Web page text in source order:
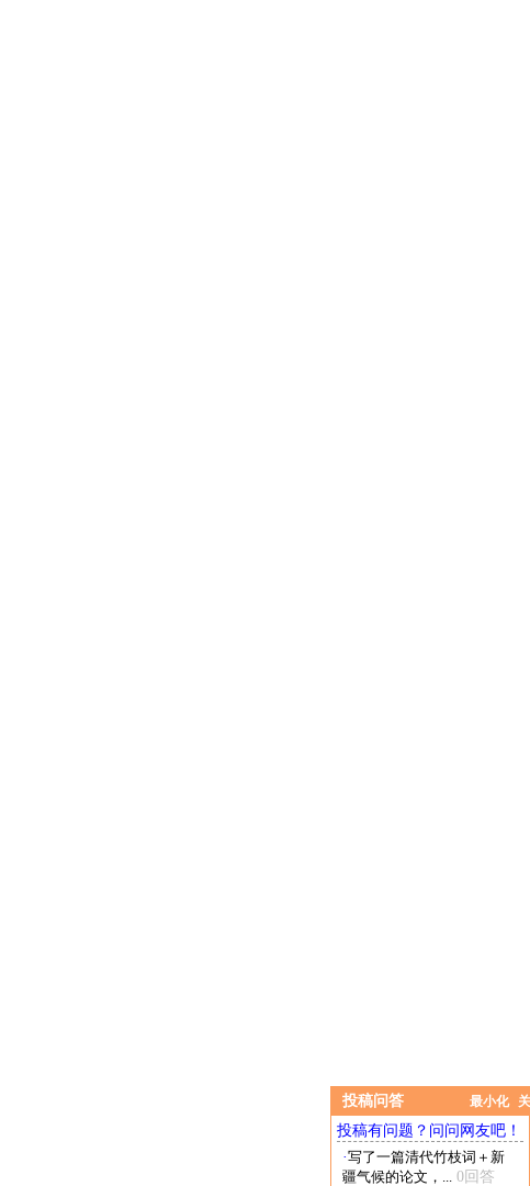
投稿问答 最小化
投稿有问题？问问网友吧！
·写了一篇清代竹枝词＋新
疆气候的论文，... 0回答